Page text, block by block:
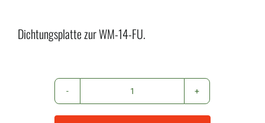
Dichtungsplatte zur WM-14-FU.
WM-